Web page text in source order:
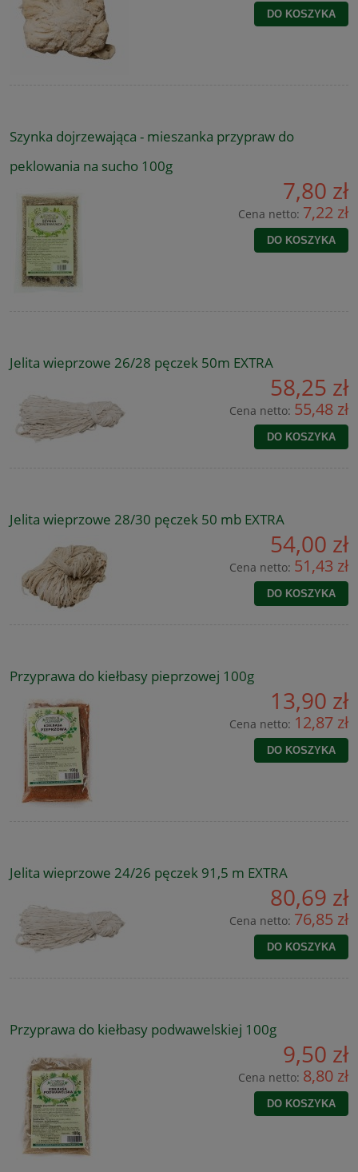
DO KOSZYKA
Szynka dojrzewająca - mieszanka przypraw do
peklowania na sucho 100g
7,80 zł
Cena netto: 7,22 zł
DO KOSZYKA
Jelita wieprzowe 26/28 pęczek 50m EXTRA
58,25 zł
Cena netto: 55,48 zł
DO KOSZYKA
Jelita wieprzowe 28/30 pęczek 50 mb EXTRA
54,00 zł
Cena netto: 51,43 zł
DO KOSZYKA
Przyprawa do kiełbasy pieprzowej 100g
13,90 zł
Cena netto: 12,87 zł
DO KOSZYKA
Jelita wieprzowe 24/26 pęczek 91,5 m EXTRA
80,69 zł
Cena netto: 76,85 zł
DO KOSZYKA
Przyprawa do kiełbasy podwawelskiej 100g
9,50 zł
Cena netto: 8,80 zł
DO KOSZYKA